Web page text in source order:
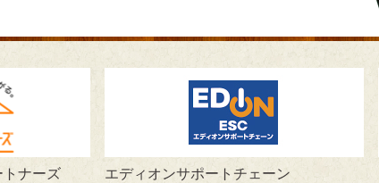
トナーズ エディオンサポートチェーン